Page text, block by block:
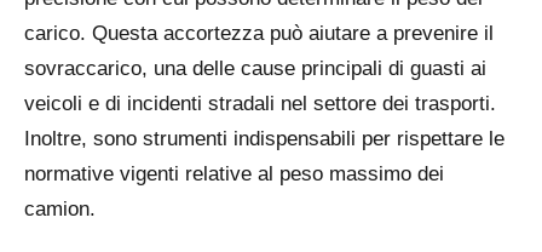
carico. Questa accortezza può aiutare a prevenire il
sovraccarico, una delle cause principali di guasti ai
veicoli e di incidenti stradali nel settore dei trasporti.
Inoltre, sono strumenti indispensabili per rispettare le
normative vigenti relative al peso massimo dei
camion.